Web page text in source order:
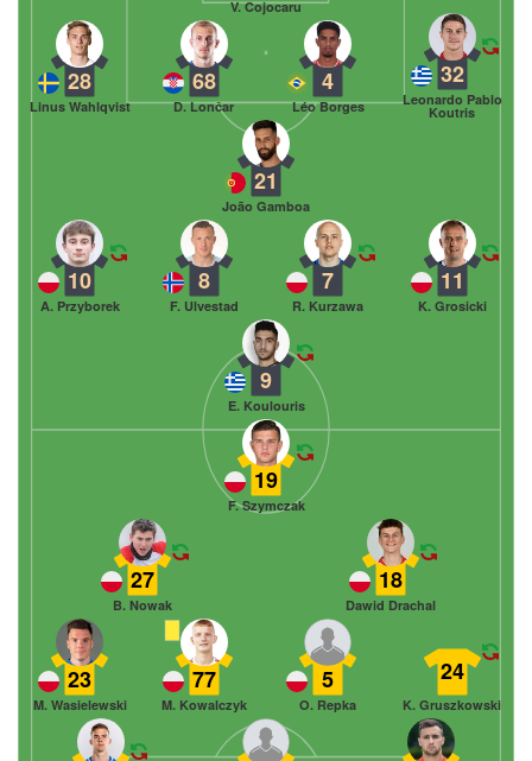
V. Cojocaru
32
Leonardo Pablo
Koutris
4
Léo Borges
68
D. Lončar
28
Linus Wahlqvist
21
João Gamboa
11
K. Grosicki
7
R. Kurzawa
8
F. Ulvestad
10
A. Przyborek
9
E. Koulouris
23
M. Wasielewski
77
M. Kowalczyk
5
O. Repka
24
K. Gruszkowski
27
B. Nowak
18
Dawid Drachal
19
F. Szymczak